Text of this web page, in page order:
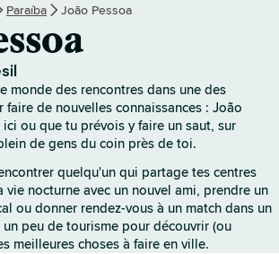
i
T
n
d
e
r
Paraíba João Pessoa
monde des rencontres dans une des
de nouvelles connaissances : João
ici ou que tu prévois y faire un saut, sur
de gens du coin près de toi.
quelqu'un qui partage tes centres
nocturne avec un nouvel ami, prendre un
ou donner rendez-vous à un match dans un
peu de tourisme pour découvrir (ou
meilleures choses à faire en ville.